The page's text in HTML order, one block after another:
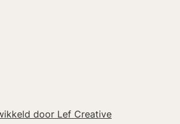
door Lef Creative